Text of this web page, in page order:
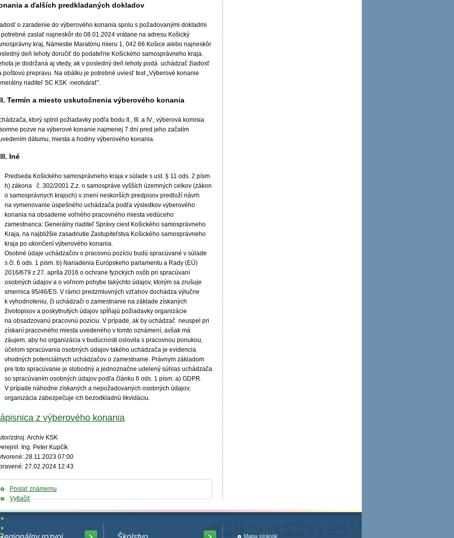
a ďalších predkladaných dokladov
o zaradenie do výberového konania spolu s požadovanými dokladmi
zaslať najneskôr do 08.01.2024 vrátane na adresu Košický
kraj, Námestie Maratónu mieru 1, 042 66 Košice alebo najneskôr
deň lehoty doručiť do podateľne Košického samosprávneho kraja.
je dodržaná aj vtedy, ak v posledný deň lehoty podá uchádzač žiadosť
poštovú prepravu. Na obálku je potrebné uviesť text „Výberové konanie
riaditeľ SC KSK -neotvárať“.
Termín a miesto uskutočnenia výberového konania
ktorý splnil požiadavky podľa bodu II., III. a IV., výberová komisia
pozve na výberové konanie najmenej 7 dní pred jeho začatím
dátumu, miesta a hodiny výberového konania.
Iné
Predseda Košického samosprávneho kraja v súlade s ust. § 11 ods. 2 písm.
h) zákona č. 302/2001 Z.z. o samospráve vyšších územných celkov (zákon
o samosprávnych krajoch) v znení neskorších predpisov predloží návrh
na vymenovanie úspešného uchádzača podľa výsledkov výberového
konania na obsadenie voľného pracovného miesta vedúceho
zamestnanca: Generálny riaditeľ Správy ciest Košického samosprávneho
Kraja, na najbližšie zasadnutie Zastupiteľstva Košického samosprávneho
kraja po ukončení výberového konania.
Osobné údaje uchádzačov o pracovnú pozíciu budú spracúvané v súlade
s čl. 6 ods. 1 písm. b) Nariadenia Európskeho parlamentu a Rady (EÚ)
2016/679 z 27. apríla 2016 o ochrane fyzických osôb pri spracúvaní
osobných údajov a o voľnom pohybe takýchto údajov, ktorým sa zrušuje
smernica 95/46/ES. V rámci predzmluvných vzťahov dochádza výlučne
k vyhodnoteniu, či uchádzači o zamestnanie na základe získaných
životopisov a poskytnutých údajov spĺňajú požiadavky organizácie
na obsadzovanú pracovnú pozíciu. V prípade, ak by uchádzač neuspel pri
získaní pracovného miesta uvedeného v tomto oznámení, avšak má
záujem, aby ho organizácia v budúcnosti oslovila s pracovnou ponukou,
účelom spracúvania osobných údajov takého uchádzača je evidencia
vhodných potenciálnych uchádzačov o zamestnanie. Právnym základom
pre toto spracúvanie je slobodný a jednoznačne udelený súhlas uchádzača
so spracúvaním osobných údajov podľa článku 6 ods. 1 písm. a) GDPR.
V prípade náhodne získaných a nepožadovaných osobných údajov,
organizácia zabezpečuje ich bezodkladnú likvidáciu.
z výberového konania
zdroj: Archív KSK
Ing. Peter Kupčík
28.11.2023 07:00
27.02.2024 12:43
Poslať známemu
Vytlačiť
Mapa stránok